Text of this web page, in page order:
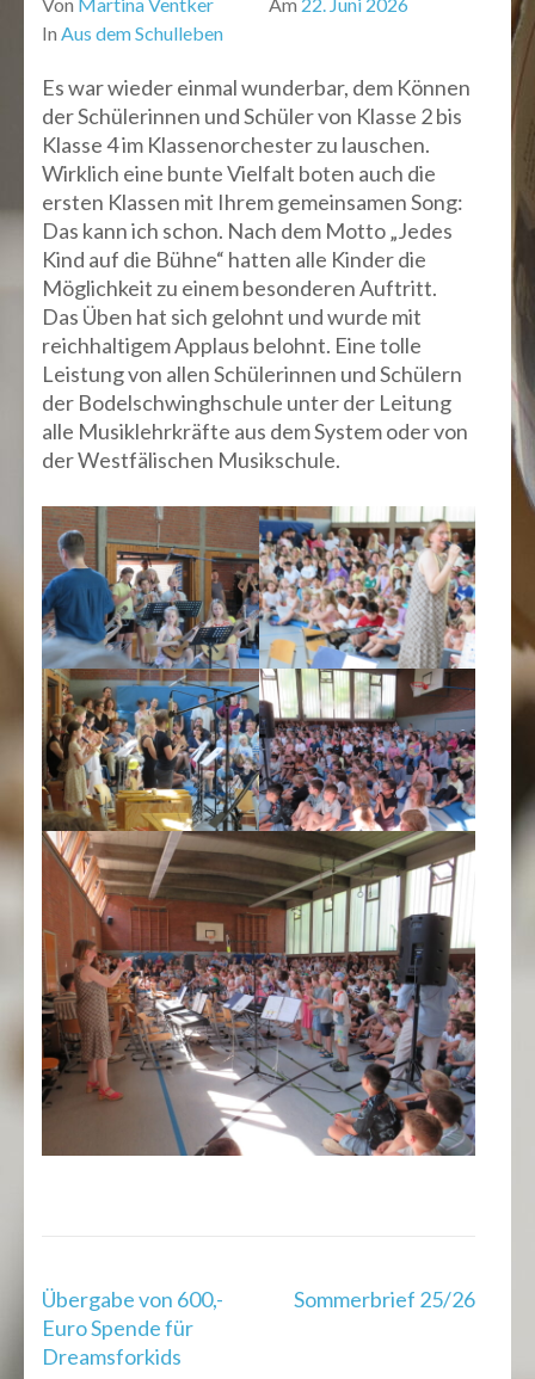
In Aus dem Schulleben
Es war wieder einmal wunderbar, dem Können
der Schülerinnen und Schüler von Klasse 2 bis
Klasse 4 im Klassenorchester zu lauschen.
Wirklich eine bunte Vielfalt boten auch die
ersten Klassen mit Ihrem gemeinsamen Song:
Das kann ich schon. Nach dem Motto „Jedes
Kind auf die Bühne“ hatten alle Kinder die
Möglichkeit zu einem besonderen Auftritt.
Das Üben hat sich gelohnt und wurde mit
reichhaltigem Applaus belohnt. Eine tolle
Leistung von allen Schülerinnen und Schülern
der Bodelschwinghschule unter der Leitung
alle Musiklehrkräfte aus dem System oder von
der Westfälischen Musikschule.
Beitragsnavigation
Übergabe von 600,-
Euro Spende für
Dreamsforkids
Sommerbrief 25/26